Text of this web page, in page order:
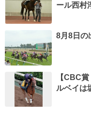
ール西村
8月8日の
【CBC
ルベイ